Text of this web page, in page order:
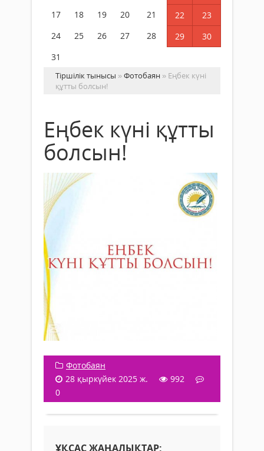
17
18 19 20 21 22
23
24
25 26 27 28 29
30
31
Тіршілік тынысы »Фотобаян » Еңбек күні
құтты болсын!
Еңбек күні құтты
болсын!
Фотобаян
28 қыркүйек 2025 ж.
992
0
ҰҚСАС ЖАҢАЛЫҚТАР: